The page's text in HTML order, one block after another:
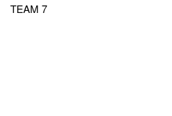
TEAM 7